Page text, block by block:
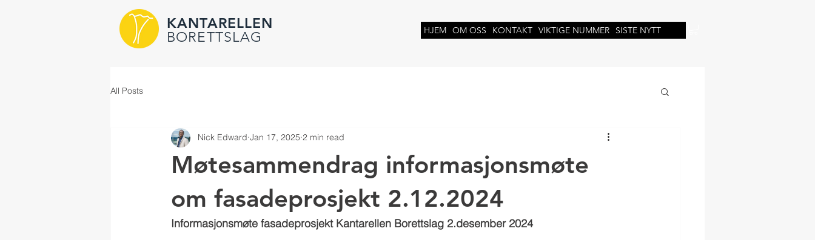
KANTARELLEN
BORETTSLAG HJEM OM OSS KONTAKT VIKTIGE NUMMER SISTE NYTT
All Posts
Møtesammendrag informasjonsmøte
om fasadeprosjekt 2.12.2024
Nick Edward Jan 17, 2025 2 min read
Informasjonsmøte fasadeprosjekt Kantarellen Borettslag 2.desember 2024